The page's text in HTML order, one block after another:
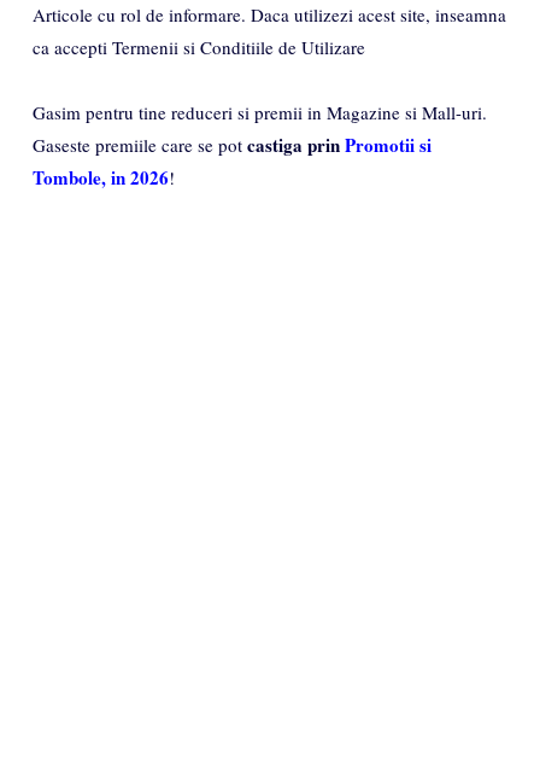
Articole cu rol de informare. Daca utilizezi acest site, inseamna
ca accepti Termenii si Conditiile de Utilizare
Gasim pentru tine reduceri si premii in Magazine si Mall-uri.
Gaseste premiile care se pot castiga prinPromotii si
Tombole, in 2026!